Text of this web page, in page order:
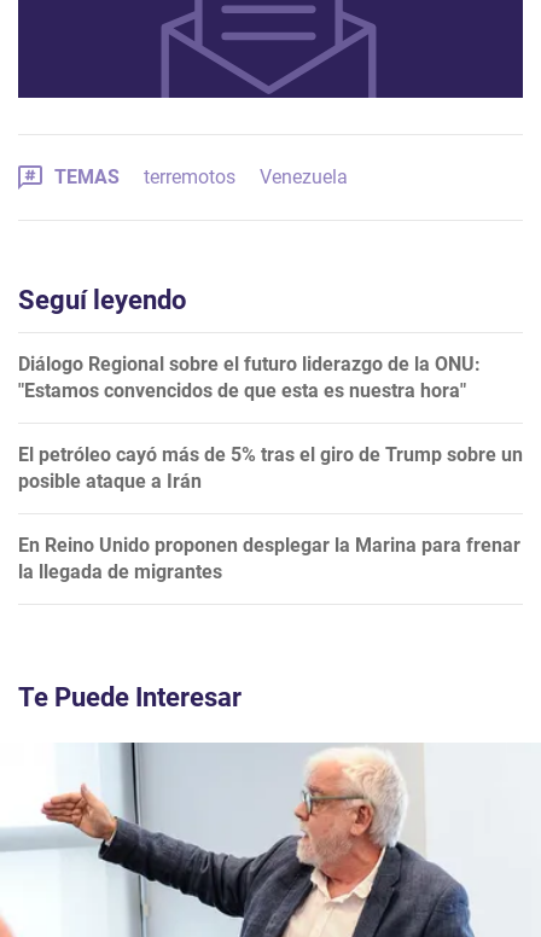
TEMAS terremotos Venezuela
Seguí leyendo
Diálogo Regional sobre el futuro liderazgo de la ONU:
"Estamos convencidos de que esta es nuestra hora"
El petróleo cayó más de 5% tras el giro de Trump sobre un
posible ataque a Irán
En Reino Unido proponen desplegar la Marina para frenar
la llegada de migrantes
Te Puede Interesar